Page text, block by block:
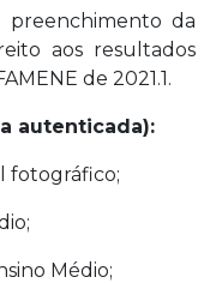
da
aos resultados
de 2021.1.
autenticada):
fotográfico;
Médio;